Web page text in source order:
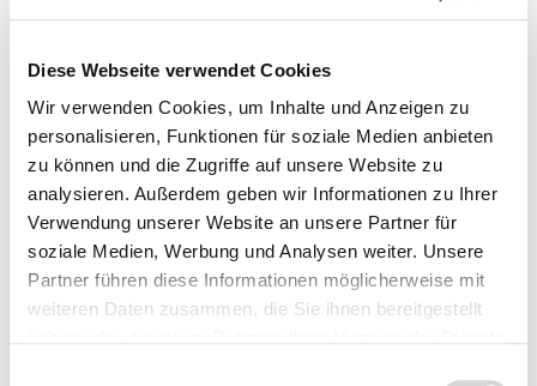
Diese Webseite verwendet Cookies
Wir verwenden Cookies, um Inhalte und Anzeigen zu
personalisieren, Funktionen für soziale Medien anbieten
zu können und die Zugriffe auf unsere Website zu
analysieren. Außerdem geben wir Informationen zu Ihrer
Verwendung unserer Website an unsere Partner für
soziale Medien, Werbung und Analysen weiter. Unsere
Partner führen diese Informationen möglicherweise mit
weiteren Daten zusammen, die Sie ihnen bereitgestellt
GARDENA
Heckenschere 2in1
EnergyCut (Art.Nr.
K79326)
Gesamtlänge60cm
Klingenlänge 23 cm
Lieferzeit: 4 - 9 Werktage
59,99 €
GARDENA
Heckenschere
EasyCut (Art.Nr.
K79323)
Gesamtlänge54cm
Klingenlänge 20 cm
Lieferzeit: 4 - 9 Werktage
49,99 €